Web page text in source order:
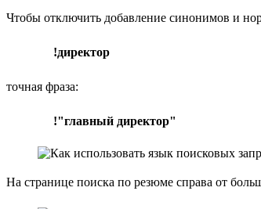
Чтобы отключить добавление синонимов и
!директор
точная фраза:
!"главный директор"
На странице поиска по резюме справа от